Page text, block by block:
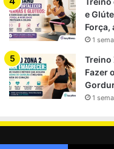
Uma coluna forte
Força
Capacidade de
e
Força,
1
Treino
Fazer
1